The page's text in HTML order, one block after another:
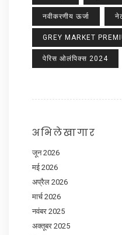
नवीकरणीय ऊर्जा
GREY MARKET
पेरिस ओलंपिक्स 2024
अभिलेखागार
जून 2026
मई 2026
अप्रैल 2026
मार्च 2026
नवंबर 2025
अक्तूबर 2025